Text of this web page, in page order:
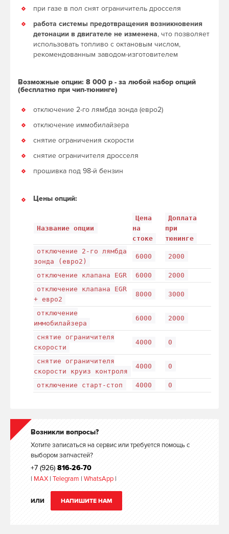
при газе в пол снят ограничитель дросселя
работа системы предотвращения возникновения
детонации в двигателе не изменена, что позволяет
использовать топливо с октановым числом,
рекомендованным заводом-изготовителем
Возможные опции: 8 000 р - за любой набор опций
(бесплатно при чип-тюнинге)
отключение 2-го лямбда зонда (евро2)
отключение иммобилайзера
снятие ограничения скорости
снятие ограничителя дросселя
прошивка под 98-й бензин
Цены опций:
Название опции
Цена
на
стоке
Доплата
при
тюнинге
отключение 2-го лямбда
зонда (евро2)
6000 2000
отключение клапана EGR 6000
2000
отключение клапана EGR
+ евро2
8000 3000
отключение
иммобилайзера
6000 2000
снятие ограничителя
скорости
4000 0
снятие ограничителя
скорости круиз контроля
4000 0
отключение старт-стоп 4000 0
Возникли вопросы?
Хотите записаться на сервис или требуется помощь с
выбором запчастей?
+7 (926) 816-26-70
| MAX | Telegram | WhatsApp |
ИЛИ НАПИШИТЕ НАМ